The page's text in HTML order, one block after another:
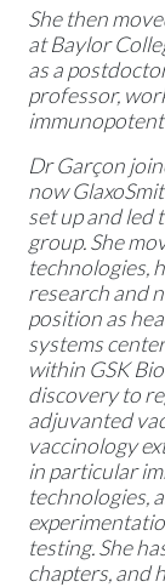
She then
at Baylor
as a
professor,
Dr Garçon
now
set up and led
group. She
technologies,
research and
position as
systems
within GSK
discovery to
adjuvanted
vaccinology
in particular
technologies,
testing. She
chapters, and